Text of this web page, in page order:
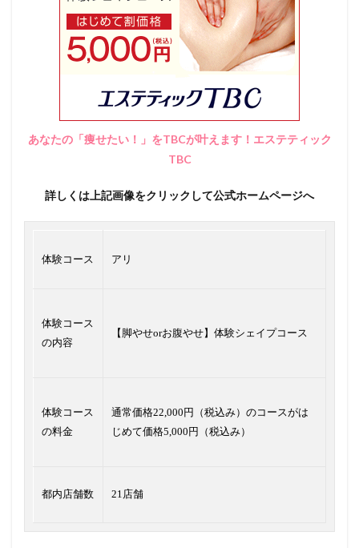
あなたの「痩せたい！」をTBCが叶えます！エステティック
TBC
詳しくは上記画像をクリックして公式ホームページへ
体験コース アリ
体験コース
の内容
【脚やせorお腹やせ】体験シェイプコース
体験コース
の料金
通常価格22,000円（税込み）のコースがは
じめて価格5,000円（税込み）
都内店舗数 21店舗